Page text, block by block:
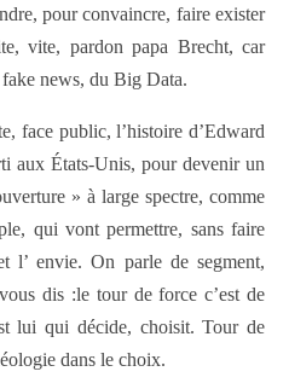
pour convaincre, faire exister
vite, pardon papa Brecht, car
fake news, du Big Data.
face public, l’histoire d’Edward
aux États-Unis, pour devenir un
» à large spectre, comme
qui vont permettre, sans faire
l’ envie. On parle de segment,
dis :le tour de force c’est de
lui qui décide, choisit. Tour de
dans le choix.